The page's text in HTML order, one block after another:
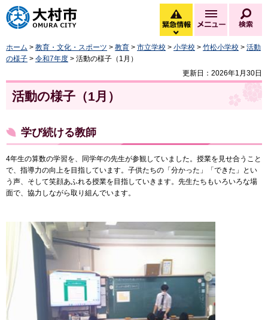
大村市
緊急情報
緊急情報を開く
メニュー
ホーム > 教育・文化・スポーツ > 教育 > 市立学校 > 小学校 > 竹松小学校 > 活動
の様子 > 令和7年度 > 活動の様子（1月）
更新日：2026年1月30日
活動の様子（1月）
学び続ける教師
4年生の算数の学習を、同学年の先生が参観していました。授業を見せ合うこと
で、指導力の向上を目指しています。子供たちの「分かった」「できた」とい
う声、そして笑顔あふれる授業を目指していきます。先生たちもいろいろな場
面で、協力しながら取り組んでいます。